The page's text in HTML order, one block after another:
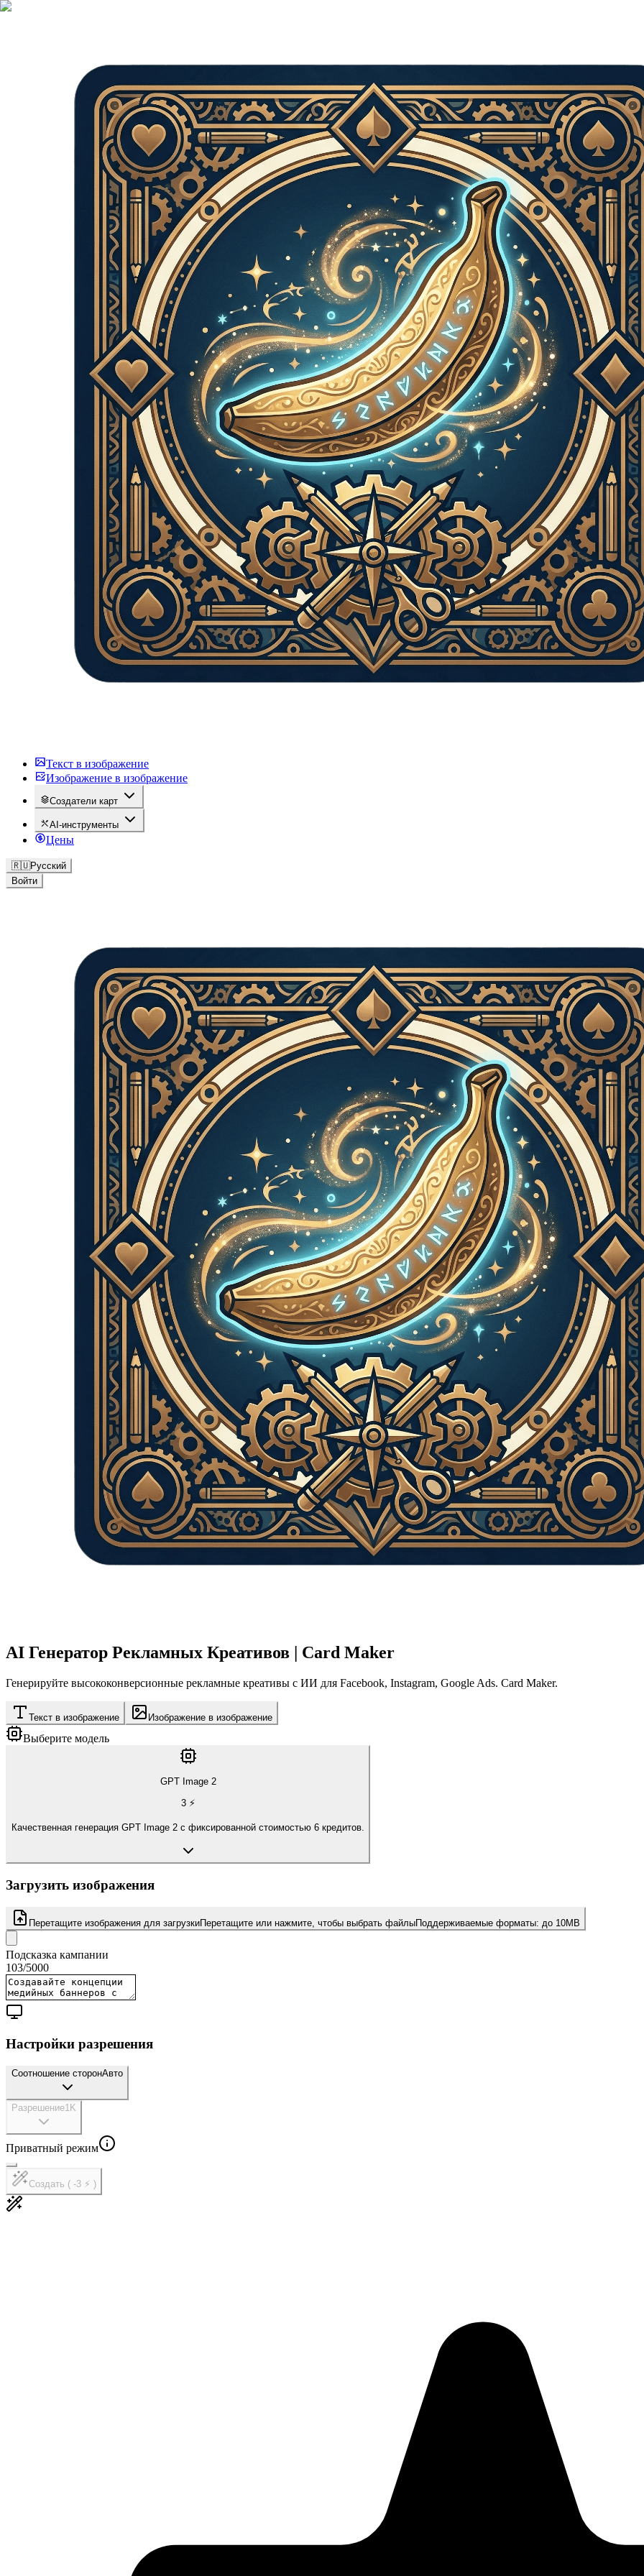
Текст в изображение
Изображение в изображение
Создатели карт
AI-инструменты
Цены
🇷🇺Русский
Войти
AI Генератор Рекламных Креативов | Card Maker
Генерируйте высококонверсионные рекламные креативы с ИИ для Facebook, Instagram, Google Ads. Card Maker.
Текст в изображение Изображение в изображение
Выберите модель
GPT Image 2
3⚡
Качественная генерация GPT Image 2 с фиксированной стоимостью 6 кредитов.
Загрузить изображения
Перетащите изображения для загрузкиПеретащите или нажмите, чтобы выбрать файлыПоддерживаемые форматы: до 10MB
Подсказка кампании
103/5000
Настройки разрешения
Соотношение сторонАвто
Разрешение1K
Приватный режим
Создать ( -3 ⚡ )